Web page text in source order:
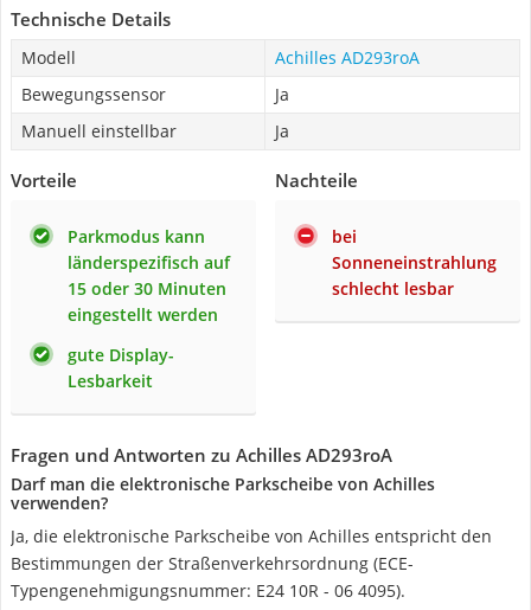
Technische Details
Modell
Achilles AD293roA
Bewegungssensor
Ja
Manuell einstellbar
Ja
Vorteile
Parkmodus kann
länderspezifisch auf
15 oder 30 Minuten
eingestellt werden
gute Display-
Lesbarkeit
Nachteile
bei
Sonneneinstrahlung
schlecht lesbar
Fragen und Antworten zu Achilles AD293roA
Darf man die elektronische Parkscheibe von Achilles
verwenden?
Ja, die elektronische Parkscheibe von Achilles entspricht den
Bestimmungen der Straßenverkehrsordnung (ECE-
Typengenehmigungsnummer: E24 10R - 06 4095).